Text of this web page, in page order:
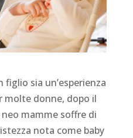
figlio sia un’esperienza
molte donne, dopo il
neo mamme soffre di
nota come baby